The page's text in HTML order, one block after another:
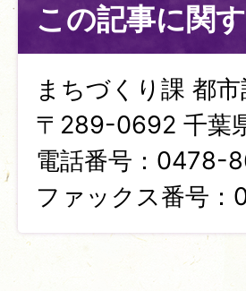
この記事に関
まちづくり課 都
〒289-0692 千葉
電話番号：0478-
ファックス番号